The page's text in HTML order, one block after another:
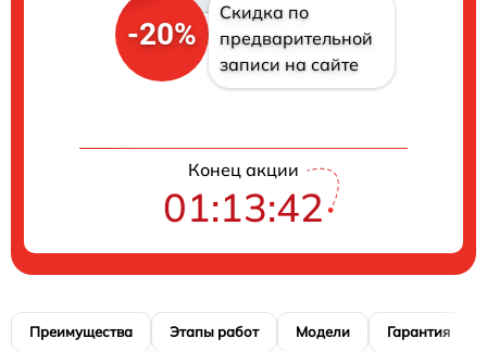
-20%
Скидка по
предварительной
записи на сайте
Конец акции
01:13:41
Преимущества Этапы работ Модели Гарантия